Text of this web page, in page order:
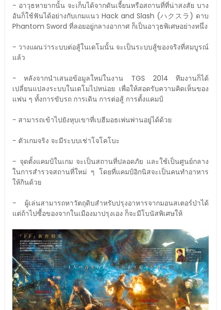
- อาวุธหายากนั้น จะเก็บได้จากดันเจี้ยนหรือสถานที่ที่น่าสงสัย บาง
อันก็ใช้ฟันได้อย่างกับเกมแนว Hack and Slash (ハクスラ) ดาบ
Phantom Sword ที่ลอยอยู่กลางอากาศ ก็เป็นอาวุธพิเศษอย่างหนึ่ง
- วางแผนว่าระบบต่อสู้ในเดโมนั้น จะเป็นระบบสู้ของจริงที่สมบูรณ์
แล้ว
- หลังจากนำเสนอข้อมูลใหม่ในงาน TGS 2014 ทีมงานก็ได้
เปลี่ยนแปลงระบบในเดโมไปหน่อย เพื่อให้สอดรับความคิดเห็นของ
แฟน ๆ ทั้งการขับรถ การเดิน การต่อสู้ การตั้งแคมป์
- สามารถเข้าไปยังหุบเขาที่เบฮีมอธเพ่นพ่านอยู่ได้ด้วย
- ตัวเกมจริง จะมีระบบเช่าโจโคโบะ
- จุดตั้งแคมป์ในเกม จะเป็นสถานที่ปลอดภัย และใช้เป็นศูนย์กลาง
ในการสำรวจสถานที่ใหม่ ๆ โดยที่แคมป์อิกนิสจะเป็นคนทำอาหาร
ให้กินด้วย
- ผู้เล่นสามารถหาวัตถุดิบสำหรับปรุงอาหารจากมอนสเตอร์ป่าได้
แต่ถ้าไปซื้อของจากในเมืองมาปรุงเอง ก็จะมีโบนัสพิเศษให้